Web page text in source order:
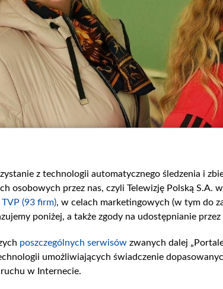
Marczyk-Kiełbasa/ TVP
z technologii automatycznego śledzenia i
osobowych przez nas, czyli Telewizję Polską S.A.
(93 firm), w celach marketingowych (w tym do
poniżej, a także zgody na udostępnianie
poszczególnych serwisów zwanych dalej
umożliwiających świadczenie
w Internecie.